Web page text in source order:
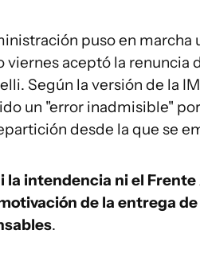
puso en
viernes aceptó la
Según la versión de la
un "error inadmisible"
desde la que se
la intendencia ni el
de la entrega
.